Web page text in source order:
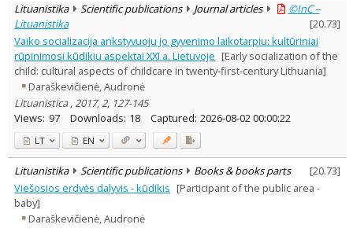
Lituanistika Scientific publications Journal articles
©InC –
Lituanistika
[20.73]
Vaiko socializacija ankstyvuoju jo gyvenimo laikotarpiu: kultūriniai
rūpinimosi kūdikiu aspektai XXI a. Lietuvoje [Early socialization of the
child: cultural aspects of childcare in twenty-first-century Lithuania]
Daraškevičienė, Audronė
Lituanistica , 2017, 2, 127-145
Views: 97 Downloads: 18 Captured: 2026-08-02 00:00:22
LT EN
Lituanistika Scientific publications Books & books parts [20.73]
Viešosios erdvės dalyvis - kūdikis [Participant of the public area -
baby]
Daraškevičienė, Audronė